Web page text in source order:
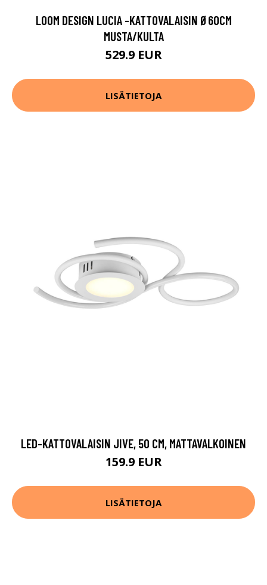
LOOM DESIGN LUCIA -KATTOVALAISIN Ø60CM
MUSTA/KULTA
529.9 EUR
LISÄTIETOJA
LED-KATTOVALAISIN JIVE, 50 CM, MATTAVALKOINEN
159.9 EUR
LISÄTIETOJA